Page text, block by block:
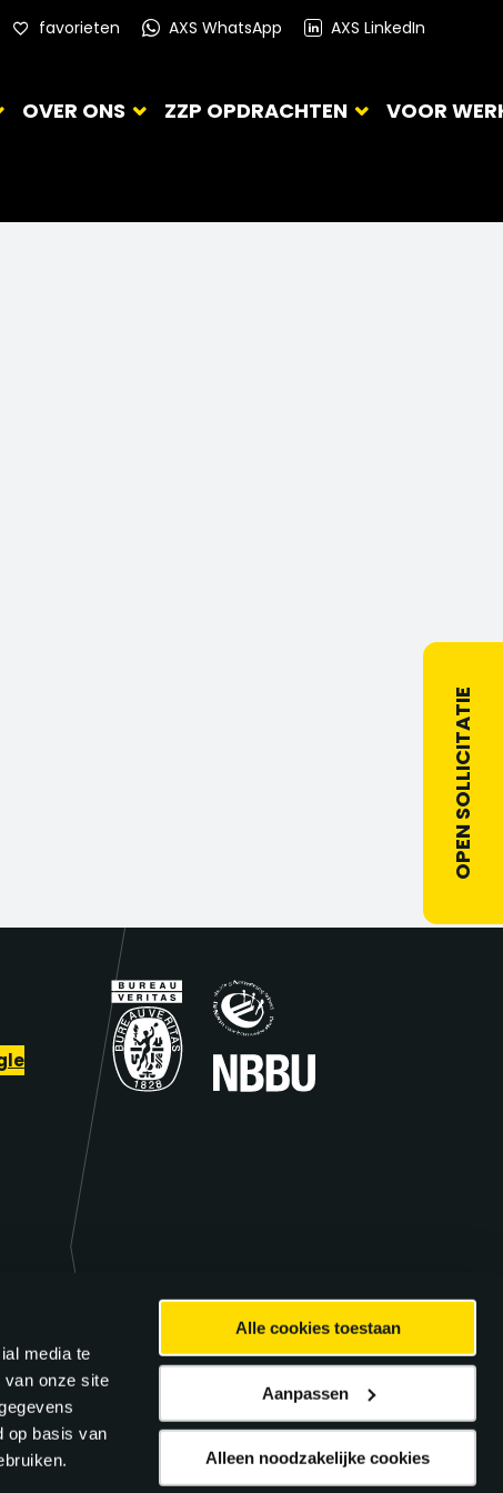
media te
van onze site
op basis van
Alle cookies toestaan
Aanpassen
Alleen noodzakelijke cookies
favorieten AXS WhatsApp AXS LinkedIn
OVER ONS ZZP OPDRACHTEN VOOR
OPEN SOLLICITATIE